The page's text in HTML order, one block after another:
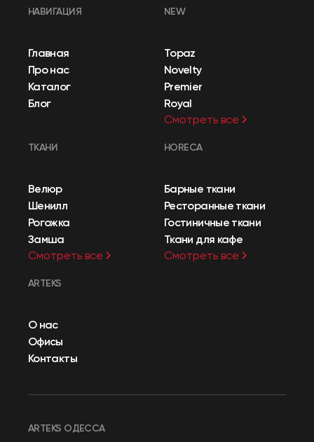
НАВИГАЦИЯ
Главная
Про нас
Каталог
Блог
NEW
Topaz
Novelty
Premier
Royal
Смотреть все
ТКАНИ
Велюр
Шенилл
Рогожка
Замша
Смотреть все
HORECA
Барные ткани
Ресторанные ткани
Гостиничные ткани
Ткани для кафе
Смотреть все
ARTEKS
О нас
Офисы
Контакты
ARTEKS ОДЕССА